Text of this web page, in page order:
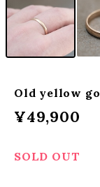
Old yellow
¥49,900
SOLD OUT